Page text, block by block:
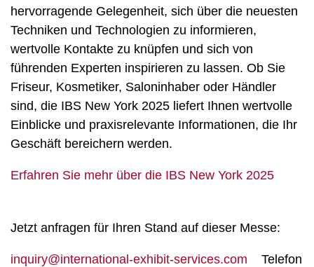
hervorragende Gelegenheit, sich über die neuesten
Techniken und Technologien zu informieren,
wertvolle Kontakte zu knüpfen und sich von
führenden Experten inspirieren zu lassen. Ob Sie
Friseur, Kosmetiker, Saloninhaber oder Händler
sind, die IBS New York 2025 liefert Ihnen wertvolle
Einblicke und praxisrelevante Informationen, die Ihr
Geschäft bereichern werden.
Erfahren Sie mehr über die IBS New York 2025
Jetzt anfragen für Ihren Stand auf dieser Messe:
inquiry@international-exhibit-services.com Telefon